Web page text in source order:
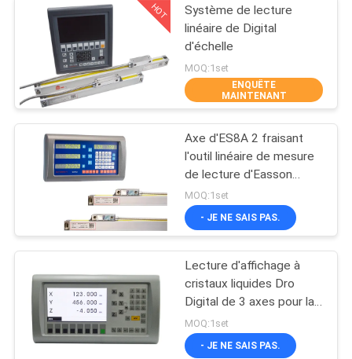
CONTRÔLE
QUALITÉ
CONTACTEZ-
NOUS
NOUVELLES
PLAN
SITE
Encodeur linéaire
d'échelle en verre
Encodeur linéaire
micro
HOT
Système de lecture
linéaire de Digital
d'échelle
MOQ:1set
ENQUÊTE
MAINTENANT
Axe d'ES8A 2 fraisant
l'outil linéaire de mesure
de lecture d'Easson
Digital
MOQ:1set
- JE NE SAIS PAS.
Lecture d'affichage à
cristaux liquides Dro
Digital de 3 axes pour la
machine de tour de
moulin de Bridgeport
MOQ:1set
- JE NE SAIS PAS.